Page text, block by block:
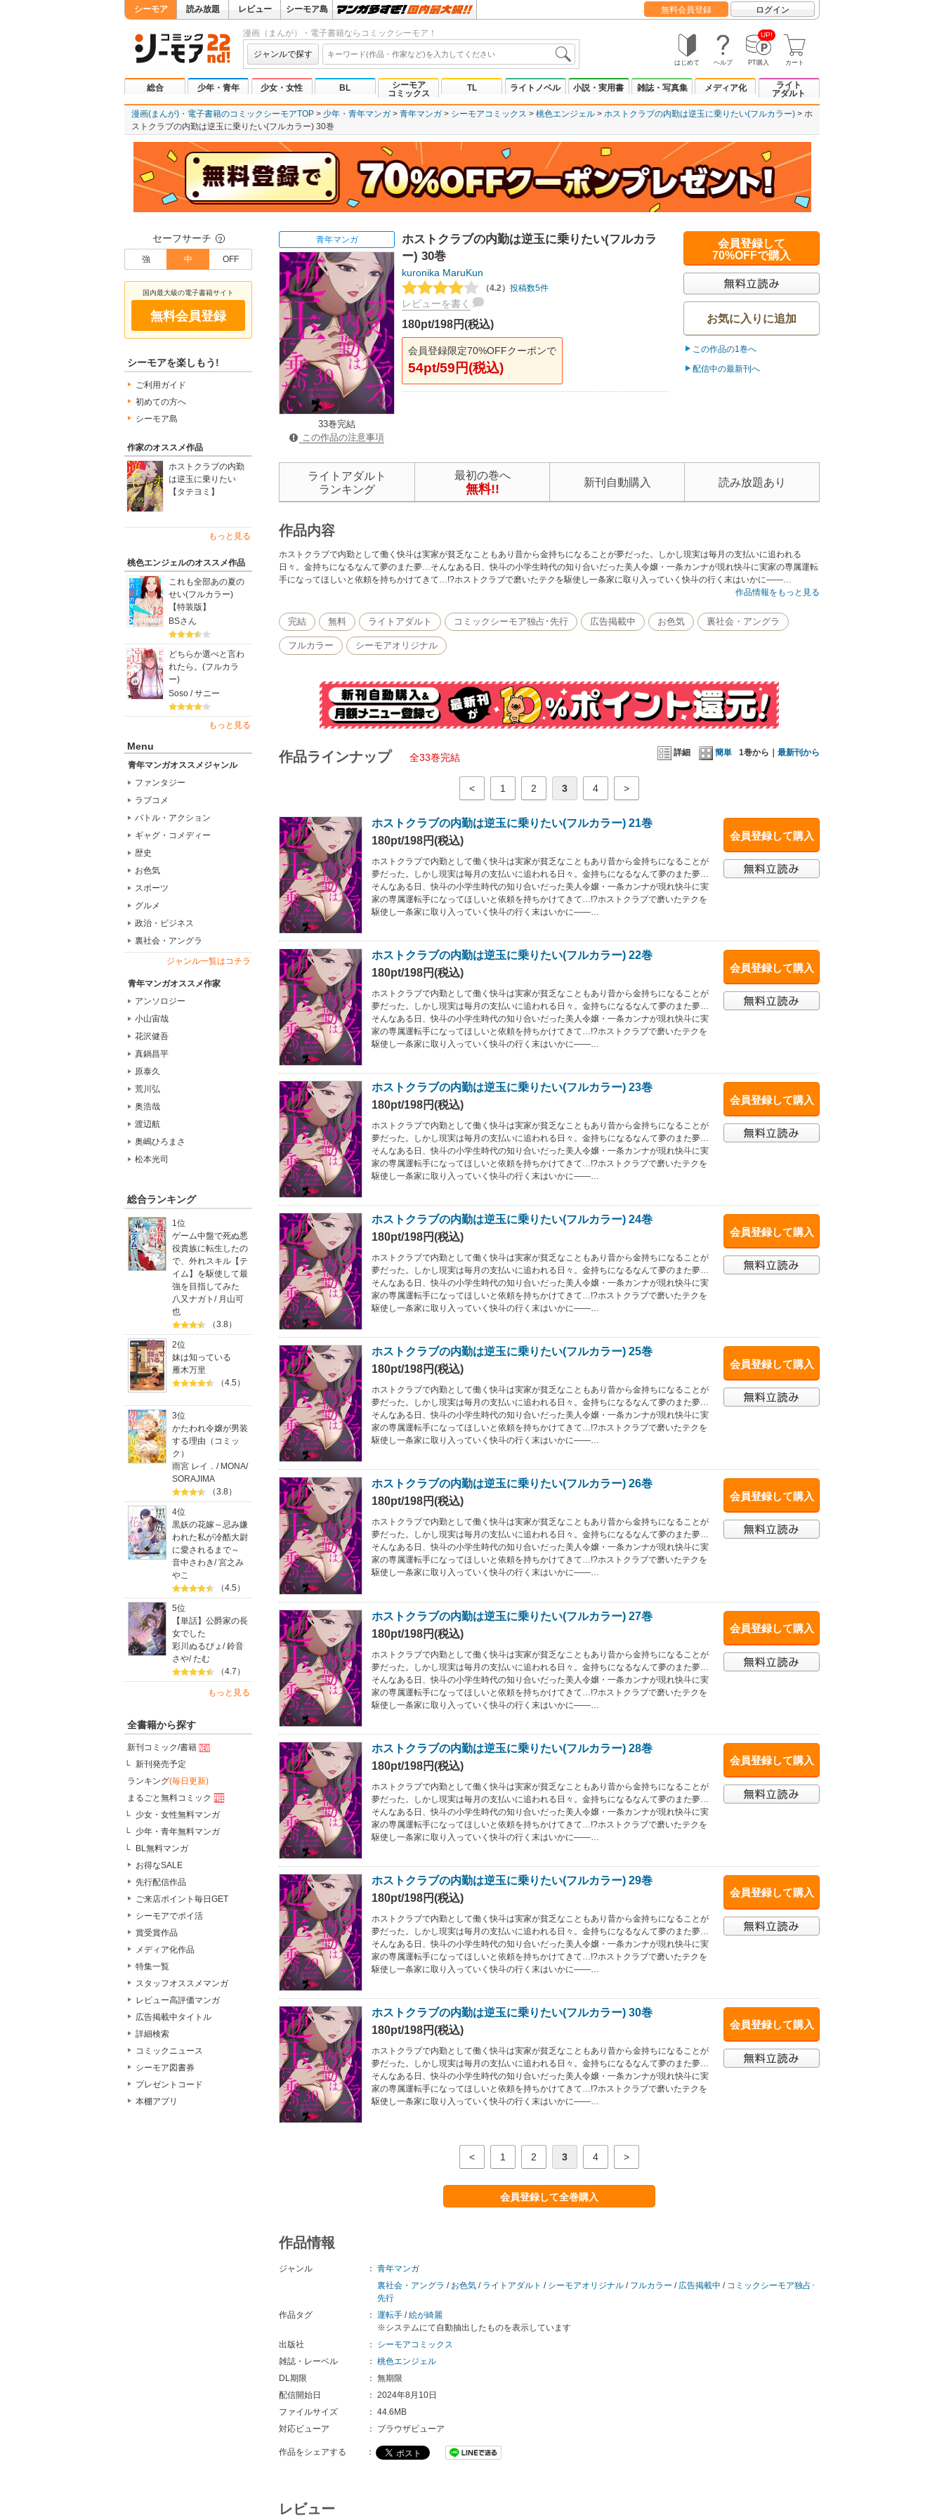
シーモア 読み放題 レビュー シーモア島 無料会員登録 ログイン
漫画（まんが）・電子書籍ならコミックシーモア！
ジャンルで探す
はじめて ヘルプ
UP!
PT購入 カート
総合 少年・青年 少女・女性 BL
シーモア
コミックス
TL ライトノベル 小説・実用書 雑誌・写真集 メディア化
ライト
アダルト
漫画(まんが)・電子書籍のコミックシーモアTOP 少年・青年マンガ 青年マンガ シーモアコミックス 桃色エンジェル ホストクラブの内勤は逆玉に乗りたい(フルカラー)
ホ
ストクラブの内勤は逆玉に乗りたい(フルカラー) 30巻
セーフサーチ ？
強 中 OFF
国内最大級の電子書籍サイト
無料会員登録
シーモアを楽しもう!
ご利用ガイド
初めての方へ
シーモア島
作家のオススメ作品
ホストクラブの内勤
は逆玉に乗りたい
【タテヨミ】
もっと見る
桃色エンジェルのオススメ作品
これも全部あの夏の
せい(フルカラー)
【特装版】
BSさん
どちらか選べと言わ
れたら。(フルカラ
ー)
Soso / サニー
もっと見る
Menu
青年マンガオススメジャンル
ファンタジー
ラブコメ
バトル・アクション
ギャグ・コメディー
歴史
お色気
スポーツ
グルメ
政治・ビジネス
裏社会・アングラ
ジャンル一覧はコチラ
青年マンガオススメ作家
アンソロジー
小山宙哉
花沢健吾
真鍋昌平
原泰久
荒川弘
奥浩哉
渡辺航
奥嶋ひろまさ
松本光司
総合ランキング
1位
ゲーム中盤で死ぬ悪
役貴族に転生したの
で、外れスキル【テ
イム】を駆使して最
強を目指してみた
八又ナガト / 月山可
也
（3.8）
2位
妹は知っている
雁木万里
（4.5）
3位
かたわれ令嬢が男装
する理由（コミッ
ク）
雨宮 レイ． / MONA/
SORAJIMA
（3.8）
4位
黒妖の花嫁～忌み嫌
われた私が冷酷大尉
に愛されるまで～
音中さわき/宮之み
やこ
（4.5）
5位
【単話】公爵家の長
女でした
彩川ぬるぴょ /鈴音
さや/たむ
（4.7）
もっと見る
全書籍から探す
新刊コミック/書籍
新刊発売予定
ランキング(毎日更新)
まるごと無料コミック
少女・女性無料マンガ
少年・青年無料マンガ
BL無料マンガ
お得なSALE
先行配信作品
ご来店ポイント毎日GET
シーモアでポイ活
賞受賞作品
メディア化作品
特集一覧
スタッフオススメマンガ
レビュー高評価マンガ
広告掲載中タイトル
詳細検索
コミックニュース
シーモア図書券
プレゼントコード
本棚アプリ
青年マンガ
33巻完結
この作品の注意事項
ホストクラブの内勤は逆玉に乗りたい(フルカラ
ー) 30巻
kuronika MaruKun
（4.2） 投稿数5件
レビューを書く
180pt/198円(税込)
会員登録限定70%OFFクーポンで
54pt/59円(税込)
会員登録して
70%OFFで購入
お気に入りに追加
この作品の1巻へ
配信中の最新刊へ
ライトアダルト
ランキング
最初の巻へ
無料!! 新刊自動購入 読み放題あり
作品内容
ホストクラブで内勤として働く快斗は実家が貧乏なこともあり昔から金持ちになることが夢だった。しかし現実は毎月の支払いに追われる
日々。金持ちになるなんて夢のまた夢…そんなある日、快斗の小学生時代の知り合いだった美人令嬢・一条カンナが現れ快斗に実家の専属運転
手になってほしいと依頼を持ちかけてきて…!?ホストクラブで磨いたテクを駆使し一条家に取り入っていく快斗の行く末はいかに――…
作品情報をもっと見る
完結 無料 ライトアダルト コミックシーモア独占･先行 広告掲載中 お色気 裏社会・アングラ
フルカラー シーモアオリジナル
詳細 簡単 1巻から｜ 最新刊から
作品ラインナップ 全33巻完結
< 1 2 3 4 >
会員登録して購入
ホストクラブの内勤は逆玉に乗りたい(フルカラー) 21巻
180pt/198円(税込)
ホストクラブで内勤として働く快斗は実家が貧乏なこともあり昔から金持ちになることが
夢だった。しかし現実は毎月の支払いに追われる日々。金持ちになるなんて夢のまた夢…
そんなある日、快斗の小学生時代の知り合いだった美人令嬢・一条カンナが現れ快斗に実
家の専属運転手になってほしいと依頼を持ちかけてきて…!?ホストクラブで磨いたテクを
駆使し一条家に取り入っていく快斗の行く末はいかに――…
会員登録して購入
ホストクラブの内勤は逆玉に乗りたい(フルカラー) 22巻
180pt/198円(税込)
ホストクラブで内勤として働く快斗は実家が貧乏なこともあり昔から金持ちになることが
夢だった。しかし現実は毎月の支払いに追われる日々。金持ちになるなんて夢のまた夢…
そんなある日、快斗の小学生時代の知り合いだった美人令嬢・一条カンナが現れ快斗に実
家の専属運転手になってほしいと依頼を持ちかけてきて…!?ホストクラブで磨いたテクを
駆使し一条家に取り入っていく快斗の行く末はいかに――…
会員登録して購入
ホストクラブの内勤は逆玉に乗りたい(フルカラー) 23巻
180pt/198円(税込)
ホストクラブで内勤として働く快斗は実家が貧乏なこともあり昔から金持ちになることが
夢だった。しかし現実は毎月の支払いに追われる日々。金持ちになるなんて夢のまた夢…
そんなある日、快斗の小学生時代の知り合いだった美人令嬢・一条カンナが現れ快斗に実
家の専属運転手になってほしいと依頼を持ちかけてきて…!?ホストクラブで磨いたテクを
駆使し一条家に取り入っていく快斗の行く末はいかに――…
会員登録して購入
ホストクラブの内勤は逆玉に乗りたい(フルカラー) 24巻
180pt/198円(税込)
ホストクラブで内勤として働く快斗は実家が貧乏なこともあり昔から金持ちになることが
夢だった。しかし現実は毎月の支払いに追われる日々。金持ちになるなんて夢のまた夢…
そんなある日、快斗の小学生時代の知り合いだった美人令嬢・一条カンナが現れ快斗に実
家の専属運転手になってほしいと依頼を持ちかけてきて…!?ホストクラブで磨いたテクを
駆使し一条家に取り入っていく快斗の行く末はいかに――…
会員登録して購入
ホストクラブの内勤は逆玉に乗りたい(フルカラー) 25巻
180pt/198円(税込)
ホストクラブで内勤として働く快斗は実家が貧乏なこともあり昔から金持ちになることが
夢だった。しかし現実は毎月の支払いに追われる日々。金持ちになるなんて夢のまた夢…
そんなある日、快斗の小学生時代の知り合いだった美人令嬢・一条カンナが現れ快斗に実
家の専属運転手になってほしいと依頼を持ちかけてきて…!?ホストクラブで磨いたテクを
駆使し一条家に取り入っていく快斗の行く末はいかに――…
会員登録して購入
ホストクラブの内勤は逆玉に乗りたい(フルカラー) 26巻
180pt/198円(税込)
ホストクラブで内勤として働く快斗は実家が貧乏なこともあり昔から金持ちになることが
夢だった。しかし現実は毎月の支払いに追われる日々。金持ちになるなんて夢のまた夢…
そんなある日、快斗の小学生時代の知り合いだった美人令嬢・一条カンナが現れ快斗に実
家の専属運転手になってほしいと依頼を持ちかけてきて…!?ホストクラブで磨いたテクを
駆使し一条家に取り入っていく快斗の行く末はいかに――…
会員登録して購入
ホストクラブの内勤は逆玉に乗りたい(フルカラー) 27巻
180pt/198円(税込)
ホストクラブで内勤として働く快斗は実家が貧乏なこともあり昔から金持ちになることが
夢だった。しかし現実は毎月の支払いに追われる日々。金持ちになるなんて夢のまた夢…
そんなある日、快斗の小学生時代の知り合いだった美人令嬢・一条カンナが現れ快斗に実
家の専属運転手になってほしいと依頼を持ちかけてきて…!?ホストクラブで磨いたテクを
駆使し一条家に取り入っていく快斗の行く末はいかに――…
会員登録して購入
ホストクラブの内勤は逆玉に乗りたい(フルカラー) 28巻
180pt/198円(税込)
ホストクラブで内勤として働く快斗は実家が貧乏なこともあり昔から金持ちになることが
夢だった。しかし現実は毎月の支払いに追われる日々。金持ちになるなんて夢のまた夢…
そんなある日、快斗の小学生時代の知り合いだった美人令嬢・一条カンナが現れ快斗に実
家の専属運転手になってほしいと依頼を持ちかけてきて…!?ホストクラブで磨いたテクを
駆使し一条家に取り入っていく快斗の行く末はいかに――…
会員登録して購入
ホストクラブの内勤は逆玉に乗りたい(フルカラー) 29巻
180pt/198円(税込)
ホストクラブで内勤として働く快斗は実家が貧乏なこともあり昔から金持ちになることが
夢だった。しかし現実は毎月の支払いに追われる日々。金持ちになるなんて夢のまた夢…
そんなある日、快斗の小学生時代の知り合いだった美人令嬢・一条カンナが現れ快斗に実
家の専属運転手になってほしいと依頼を持ちかけてきて…!?ホストクラブで磨いたテクを
駆使し一条家に取り入っていく快斗の行く末はいかに――…
会員登録して購入
ホストクラブの内勤は逆玉に乗りたい(フルカラー) 30巻
180pt/198円(税込)
ホストクラブで内勤として働く快斗は実家が貧乏なこともあり昔から金持ちになることが
夢だった。しかし現実は毎月の支払いに追われる日々。金持ちになるなんて夢のまた夢…
そんなある日、快斗の小学生時代の知り合いだった美人令嬢・一条カンナが現れ快斗に実
家の専属運転手になってほしいと依頼を持ちかけてきて…!?ホストクラブで磨いたテクを
駆使し一条家に取り入っていく快斗の行く末はいかに――…
< 1 2 3 4 >
会員登録して全巻購入
作品情報
ジャンル ： 青年マンガ
裏社会・アングラ / お色気 / ライトアダルト / シーモアオリジナル / フルカラー / 広告掲載中 / コミックシーモア独占･
先行
作品タグ
： 運転手 /絵が綺麗
※システムにて自動抽出したものを表示しています
出版社
：
シーモアコミックス
雑誌・レーベル
： 桃色エンジェル
DL期限
： 無期限
配信開始日
： 2024年8月10日
ファイルサイズ
： 44.6MB
対応ビューア
： ブラウザビューア
作品をシェアする ：
レビュー